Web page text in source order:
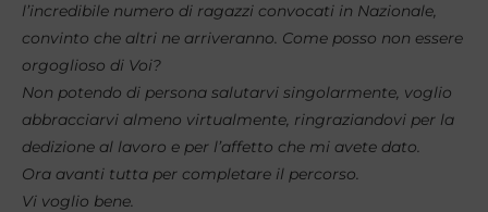
l’incredibile numero di ragazzi convocati in Nazionale,
convinto che altri ne arriveranno. Come posso non essere
orgoglioso di Voi?
Non potendo di persona salutarvi singolarmente, voglio
abbracciarvi almeno virtualmente, ringraziandovi per la
dedizione al lavoro e per l’affetto che mi avete dato.
Ora avanti tutta per completare il percorso.
Vi voglio bene.